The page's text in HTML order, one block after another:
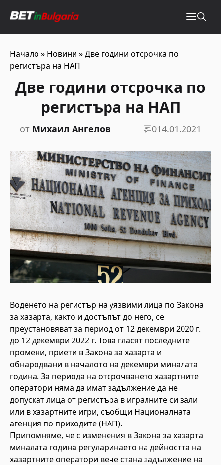
Начало » Новини »Две години отсрочка по
регистъра на НАП
Две години отсрочка по
регистъра на НАП
от Михаил Ангелов 014.01.2021
Воденето на регистър на уязвими лица по Закона
за хазарта, както и достъпът до него, се
преустановяват за период от 12 декември 2020 г.
до 12 декември 2022 г. Това гласят последните
промени, приети в Закона за хазарта и
обнародвани в началото на декември миналата
година. За периода на отсрочването хазартните
оператори няма да имат задължение да не
допускат лица от регистъра в игралните си зали
или в хазартните игри, съобщи Националната
агенция по приходите (НАП).
Припомняме, че с изменения в Закона за хазарта
миналата година регуларинаето на дейността на
хазартните оператори вече стана задължение на